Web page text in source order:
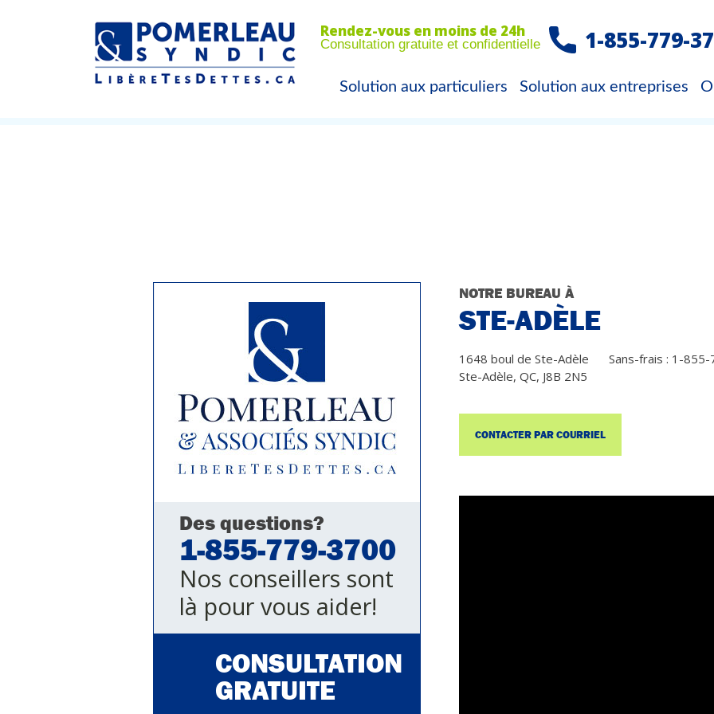
Rendez-vous en moins de 24h
Consultation gratuite et confidentielle 1-855-779-
Solution aux particuliers Solution aux entreprises
Des questions?
1-855-779-3700
Nos conseillers sont
là pour vous aider!
CONSULTATION
GRATUITE
NOTRE BUREAU À
STE-ADÈLE
1648 boul de Ste-Adèle
Ste-Adèle, QC, J8B 2N5
Sans-frais : 1-
CONTACTER PAR COURRIEL